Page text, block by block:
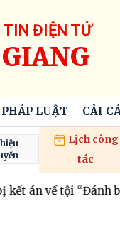
TIN ĐIỆN TỬ
LUẬT CẢI
Lịch công
tác
án về tội “Đánh